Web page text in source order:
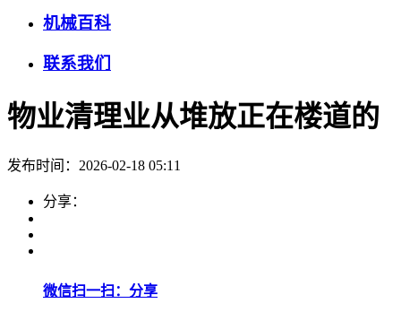
机械百科
联系我们
物业清理业从堆放正在楼道的
发布时间：2026-02-18 05:11
分享：
微信扫一扫：分享